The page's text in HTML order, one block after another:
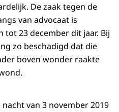
De zaak tegen de
van advocaat is
tot 23 december dit jaar. Bij
zo beschadigd dat die
boven wonder raakte
van 3 november 2019